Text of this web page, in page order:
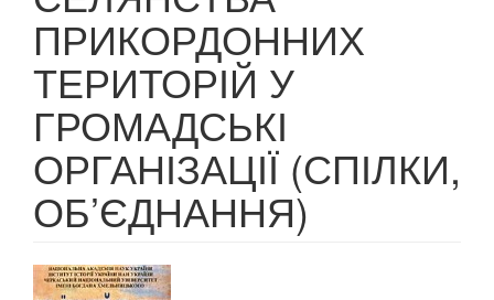
ПРИКОРДОННИХ
ТЕРИТОРІЙ У
ГРОМАДСЬКІ
ОРГАНІЗАЦІЇ (СПІЛКИ,
ОБ’ЄДНАННЯ)
Article